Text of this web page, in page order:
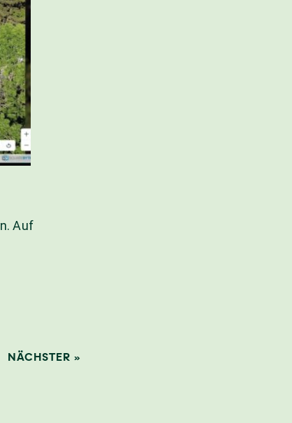
Auf
NÄCHSTER »